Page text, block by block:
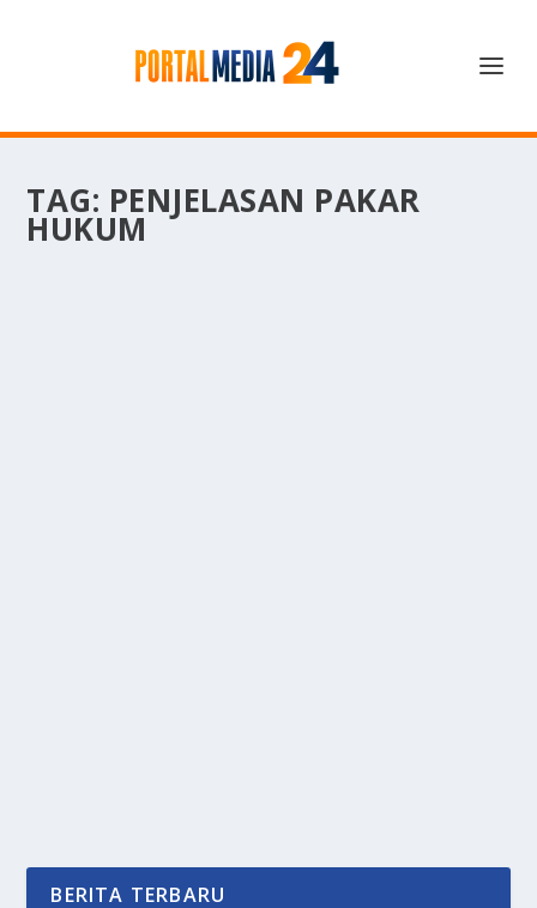
TAG: PENJELASAN PAKAR
HUKUM
BERITA TERBARU